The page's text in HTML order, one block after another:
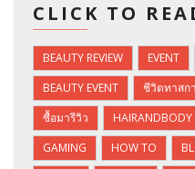
CLICK TO
BEAUTY REVIEW EVENT
BEAUTY EVENT
ชีวิตทาสก
ซื้อมารีวิว
HAIRANDBODY
GAMING
HOW TO